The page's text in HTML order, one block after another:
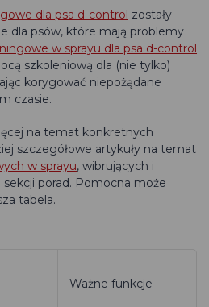
dla psa d-control zostały
dla psów, które mają problemy
w sprayu dla psa d-control
szkoleniową dla (nie tylko)
korygować niepożądane
czasie.
na temat konkretnych
szczegółowe artykuły na temat
w sprayu, wibrujących i
porad. Pomocna może
tabela.
Ważne funkcje